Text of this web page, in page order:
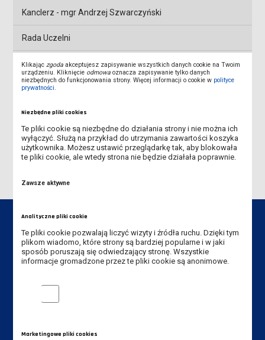
Kanclerz - mgr Andrzej Szwarczyński
Rada Uczelni
Senat Uczelni
JAKOŚĆ KSZTAŁCENIA
KAMPUS AKADEMICKI
PROJEKTY
Dane kontaktowe
ul. Adama Mickiewicza 5, 64-100 Leszno
Klikając zgoda akceptujesz zapisywanie wszystkich danych cookie na Twoim
urządzeniu. Kliknięcie odmowa oznacza zapisywanie tylko danych
niezbędnych do funkcjonowania strony. Więcej informacji o cookie w polityce
prywatności
Niezbędne pliki cookies
Te pliki cookie są niezbędne do działania strony i nie można ich
wyłączyć. Służą na przykład do utrzymania zawartości koszyka
użytkownika. Możesz ustawić przeglądarkę tak, aby blokowała
te pliki cookie, ale wtedy strona nie będzie działała poprawnie.
Zawsze aktywne
Analityczne pliki cookie
Te pliki cookie pozwalają liczyć wizyty i źródła ruchu. Dzięki tym
plikom wiadomo, które strony są bardziej popularne i w jaki
sposób poruszają się odwiedzający stronę. Wszystkie
informacje gromadzone przez te pliki cookie są anonimowe.
Analityczne pliki cookie
Marketingowe pliki cookies